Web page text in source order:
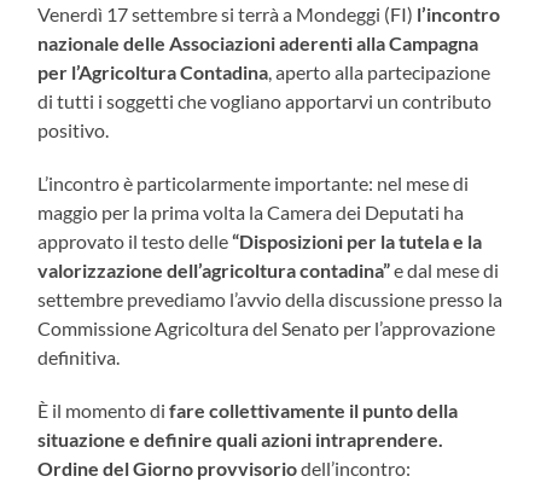
Venerdì 17 settembre si terrà a Mondeggi (FI) l’incontro
nazionale delle Associazioni aderenti alla Campagna
per l’Agricoltura Contadina , aperto alla partecipazione
di tutti i soggetti che vogliano apportarvi un contributo
positivo.
L’incontro è particolarmente importante: nel mese di
maggio per la prima volta la Camera dei Deputati ha
approvato il testo delle“Disposizioni per la tutela e la
valorizzazione dell’agricoltura contadina”e dal mese di
settembre prevediamo l’avvio della discussione presso la
Commissione Agricoltura del Senato per l’approvazione
definitiva.
È il momento difare collettivamente il punto della
situazione e definire quali azioni intraprendere.
Ordine del Giorno provvisoriodell’incontro: